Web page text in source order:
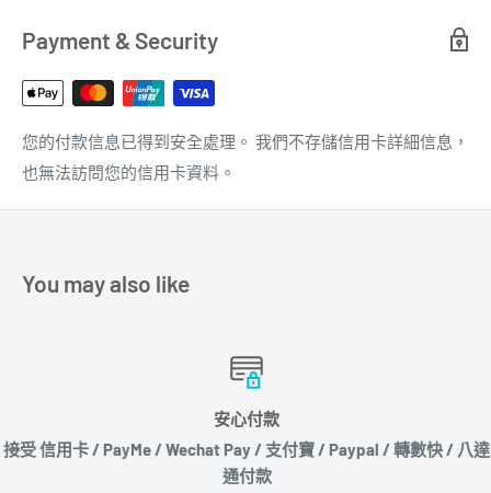
Payment & Security
您的付款信息已得到安全處理。 我們不存儲信用卡詳細信息，
也無法訪問您的信用卡資料。
You may also like
安心付款
接受 信用卡 / PayMe / Wechat Pay / 支付寶 / Paypal / 轉數快 / 八達
通付款